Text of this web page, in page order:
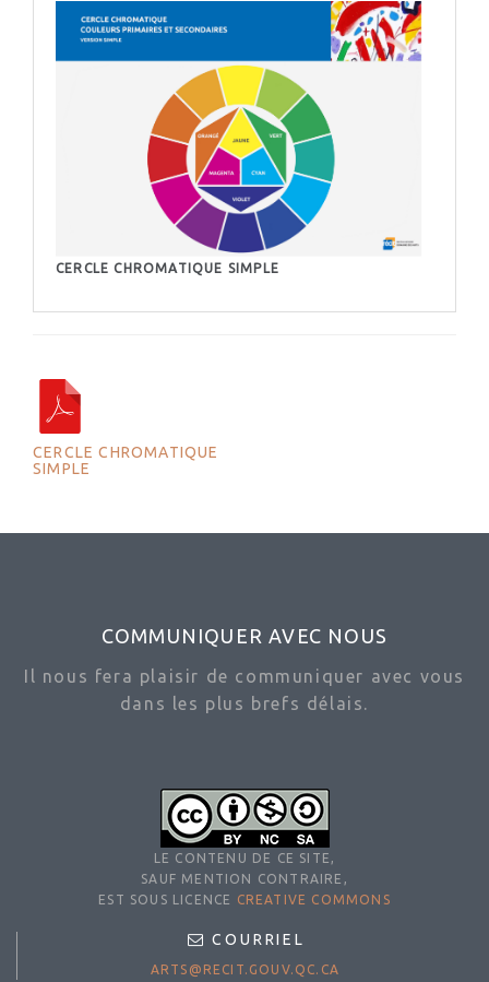
CERCLE CHROMATIQUE SIMPLE
CERCLE CHROMATIQUE
SIMPLE
COMMUNIQUER AVEC NOUS
Il nous fera plaisir de communiquer avec vous
dans les plus brefs délais.
LE CONTENU DE CE SITE,
SAUF MENTION CONTRAIRE,
EST SOUS LICENCE
CREATIVE COMMONS
COURRIEL
ARTS@RECIT.GOUV.QC.CA